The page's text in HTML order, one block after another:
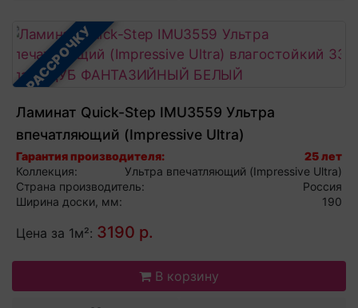
В РАССРОЧКУ
Ламинат Quick-Step IMU3559 Ультра
впечатляющий (Impressive Ultra)
влагостойкий 33 класс ДУБ ФАНТАЗИЙНЫЙ
БЕЛЫЙ
Гарантия производителя:
25 лет
Коллекция:
Ультра впечатляющий (Impressive Ultra)
Страна производитель:
Россия
Ширина доски, мм:
190
Цена за 1м²: 3190 р.
В корзину